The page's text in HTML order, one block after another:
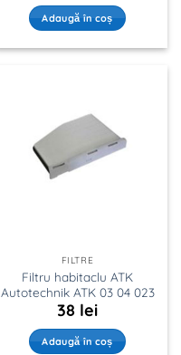
Adaugă în coș
FILTRE
Filtru habitaclu ATK
Autotechnik ATK 03 04 023
38 lei
Adaugă în coș